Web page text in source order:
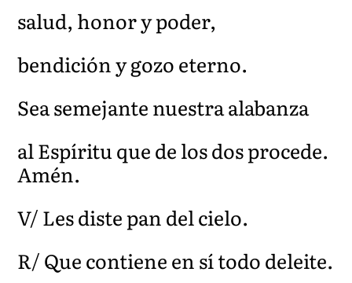
salud, honor y poder,
bendición y gozo eterno.
Sea semejante nuestra alabanza
al Espíritu que de los dos procede.
Amén.
V/ Les diste pan del cielo.
R/ Que contiene en sí todo deleite.